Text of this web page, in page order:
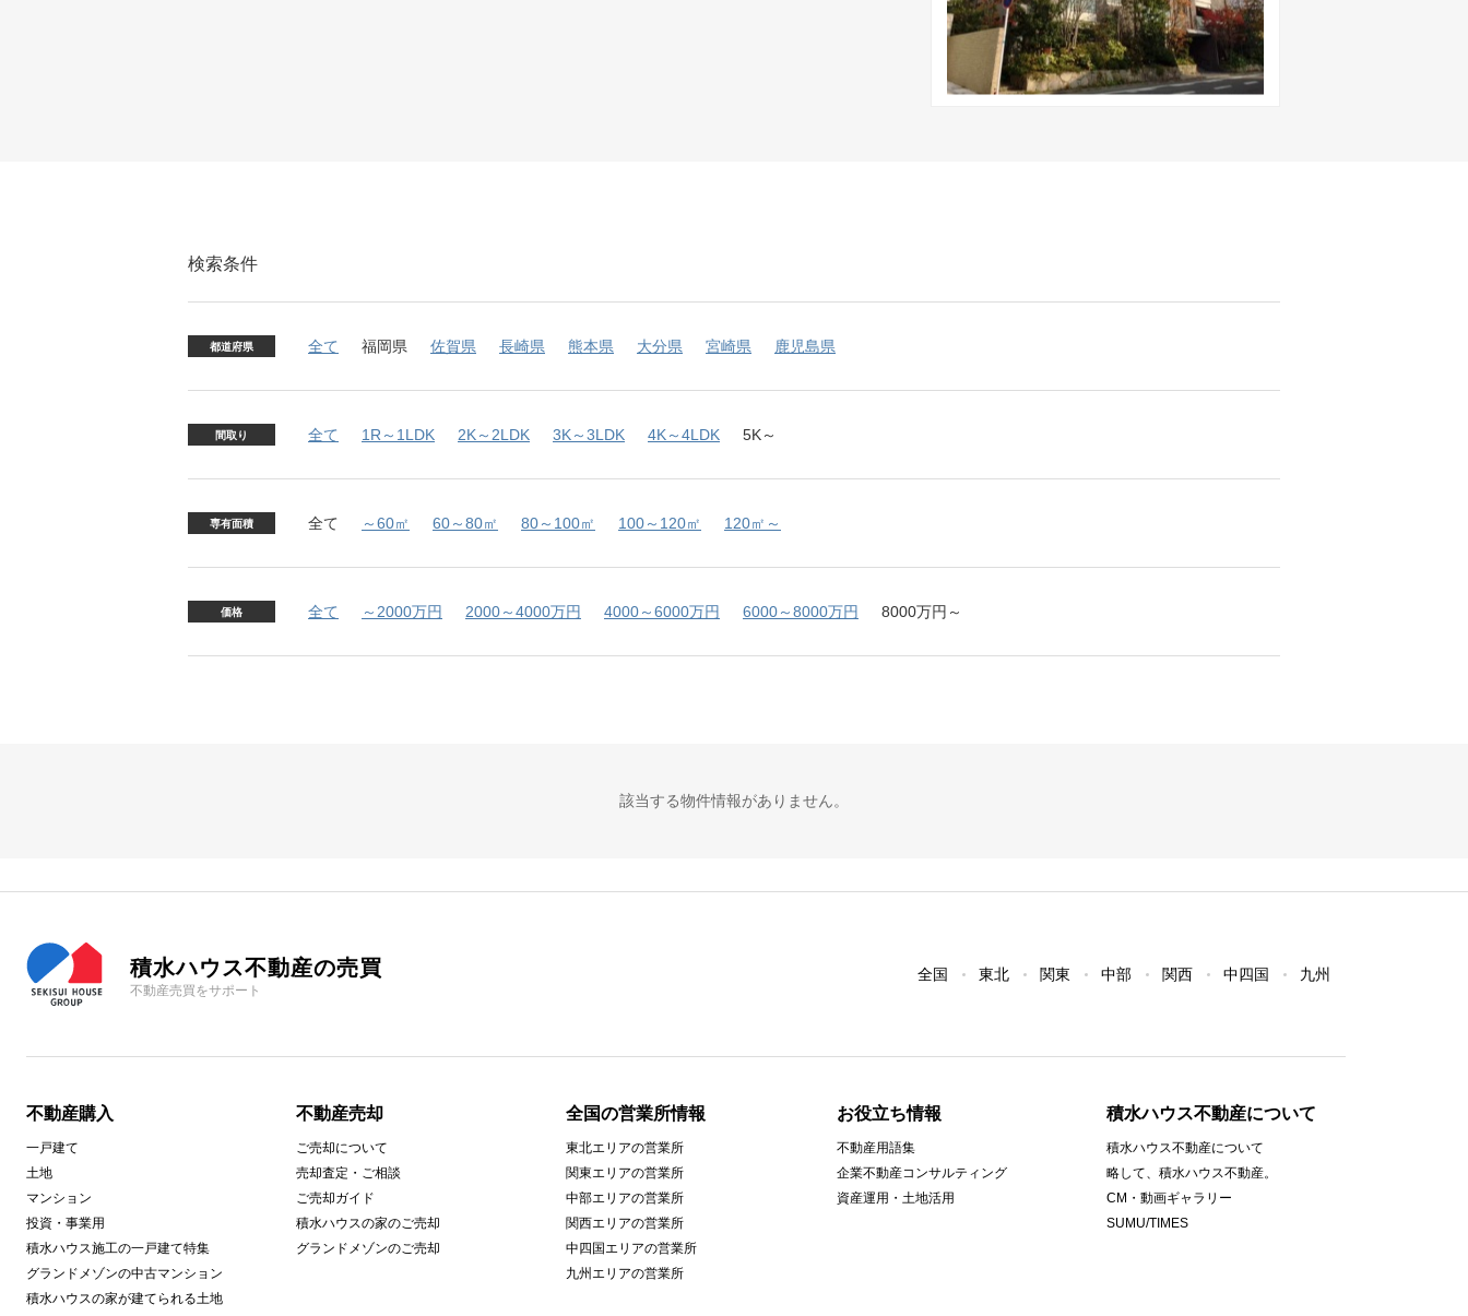
検索条件
都道府県 全て 福岡県 佐賀県 長崎県 熊本県 大分県 宮崎県 鹿児島県
間取り 全て 1R～1LDK 2K～2LDK 3K～3LDK 4K～4LDK 5K～
専有面積 全て ～60㎡ 60～80㎡ 80～100㎡ 100～120㎡ 120㎡～
価格 全て ～2000万円 2000～4000万円 4000～6000万円 6000～8000万円 8000万円～
該当する物件情報がありません。
積水ハウス不動産の売買
不動産売買をサポート
全国 東北 関東 中部 関西 中四国 九州
不動産購入
一戸建て
土地
マンション
投資・事業用
積水ハウス施工の一戸建て特集
グランドメゾンの中古マンション
積水ハウスの家が建てられる土地
不動産売却
ご売却について
売却査定・ご相談
ご売却ガイド
積水ハウスの家のご売却
グランドメゾンのご売却
全国の営業所情報
東北エリアの営業所
関東エリアの営業所
中部エリアの営業所
関西エリアの営業所
中四国エリアの営業所
九州エリアの営業所
お役立ち情報
不動産用語集
企業不動産コンサルティング
資産運用・土地活用
積水ハウス不動産について
積水ハウス不動産について
略して、積水ハウス不動産。
CM・動画ギャラリー
SUMU/TIMES